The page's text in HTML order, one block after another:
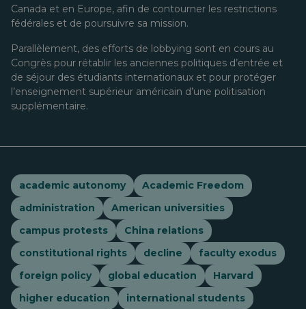
Canada et en Europe, afin de contourner les restrictions
fédérales et de poursuivre sa mission.
Parallèlement, des efforts de lobbying sont en cours au
Congrès pour rétablir les anciennes politiques d’entrée et
de séjour des étudiants internationaux et pour protéger
l’enseignement supérieur américain d’une politisation
supplémentaire.
academic autonomy
Academic Freedom
administration
American universities
campus protests
China relations
constitutional rights
decline
faculty exodus
foreign policy
global education
Harvard
higher education
international students